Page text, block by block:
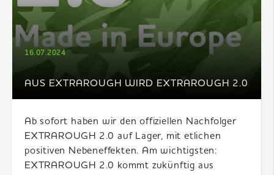
AUS EXTRAROUGH WIRD EXTRAROUGH 2.0
16.07.2024
Ab sofort haben wir den offiziellen Nachfolger
EXTRAROUGH 2.0 auf Lager, mit etlichen
positiven Nebeneffekten. Am wichtigsten:
EXTRAROUGH 2.0 kommt zukünftig aus